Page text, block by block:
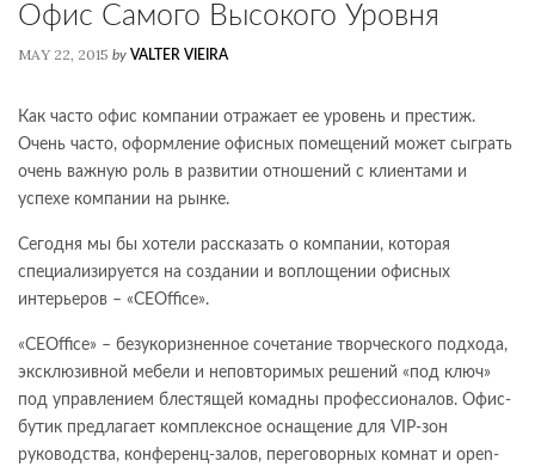
Офис Самого Высокого Уровня
MAY 22, 2015 by VALTER VIEIRA
Как часто офис компании отражает ее уровень и престиж.
Очень часто, оформление офисных помещений может сыграть
очень важную роль в развитии отношений с клиентами и
успехе компании на рынке.
Сегодня мы бы хотели рассказать о компании, которая
специализируется на создании и воплощении офисных
интерьеров – «CEOffice».
«CEOffice» – безукоризненное сочетание творческого подхода,
эксклюзивной мебели и неповторимых решений «под ключ»
под управлением блестящей комадны профессионалов. Офис-
бутик предлагает комплексное оснащение для VIP-зон
руководства, конференц-залов, переговорных комнат и open-